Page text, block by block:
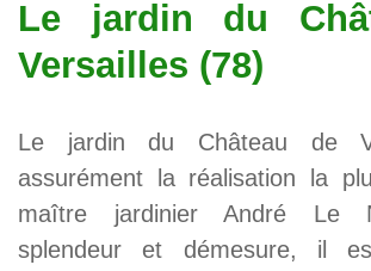
Le jardin du
Versailles (78)
Le jardin du Château de
assurément la réalisation la
maître jardinier André Le
splendeur et démesure, il